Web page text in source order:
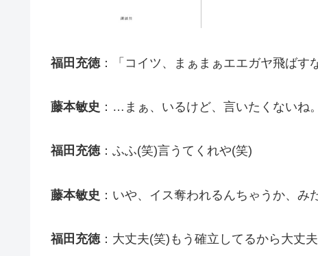
福田充徳：「コイツ、まぁまぁエエガヤ飛ばす
藤本敏史 ：…まぁ、いるけど、言いたくないね。
福田充徳：ふふ(笑)言うてくれや(笑)
藤本敏史 ：いや、イス奪われるんちゃうか、み
福田充徳：大丈夫(笑)もう確立してるから大丈夫